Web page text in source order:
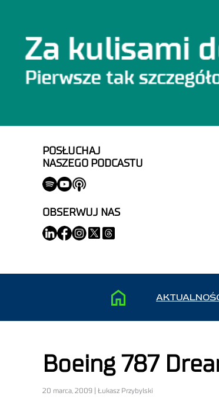
POSŁUCHAJ
NASZEGO PODCASTU
OBSERWUJ NAS
Boeing 787
20 marca, 2009 | Łukasz Przybylski